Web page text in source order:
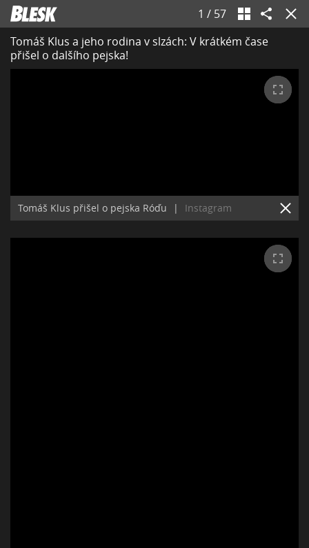
1 / 57
Tomáš Klus a jeho rodina v slzách: V krátkém čase
přišel o dalšího pejska!
Tomáš Klus přišel o pejska Róďu | Instagram